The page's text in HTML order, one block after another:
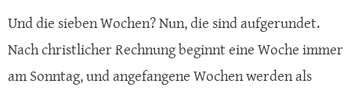
Und die sieben Wochen? Nun, die sind aufgerundet.
Nach christlicher Rechnung beginnt eine Woche immer
am Sonntag, und angefangene Wochen werden als